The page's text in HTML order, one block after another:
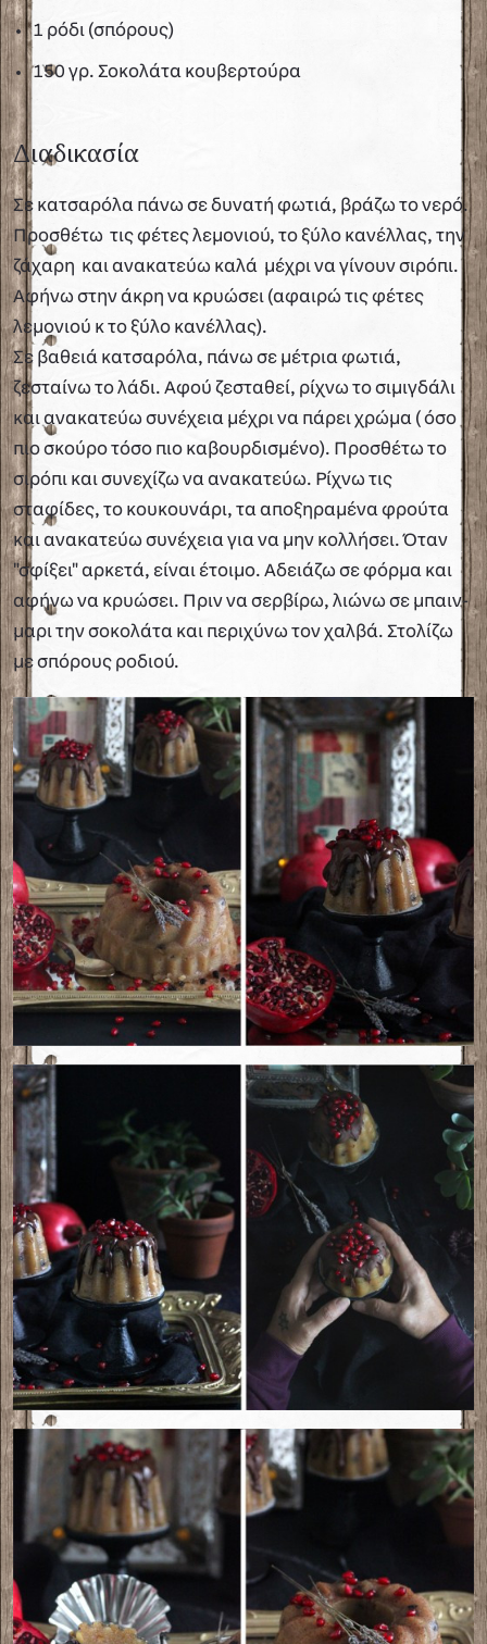
1 ρόδι (σπόρους)
150 γρ. Σοκολάτα κουβερτούρα
Διαδικασία
Σε κατσαρόλα πάνω σε δυνατή φωτιά, βράζω το νερό.
Προσθέτω τις φέτες λεμονιού, το ξύλο κανέλλας, την
ζάχαρη και ανακατεύω καλά μέχρι να γίνουν σιρόπι.
Αφήνω στην άκρη να κρυώσει (αφαιρώ τις φέτες
λεμονιού κ το ξύλο κανέλλας).
Σε βαθειά κατσαρόλα, πάνω σε μέτρια φωτιά,
ζεσταίνω το λάδι. Αφού ζεσταθεί, ρίχνω το σιμιγδάλι
και ανακατεύω συνέχεια μέχρι να πάρει χρώμα ( όσο
πιο σκούρο τόσο πιο καβουρδισμένο). Προσθέτω το
σιρόπι και συνεχίζω να ανακατεύω. Ρίχνω τις
σταφίδες, το κουκουνάρι, τα αποξηραμένα φρούτα
και ανακατεύω συνέχεια για να μην κολλήσει. Όταν
"σφίξει" αρκετά, είναι έτοιμο. Αδειάζω σε φόρμα και
αφήνω να κρυώσει. Πριν να σερβίρω, λιώνω σε μπαιν-
μαρι την σοκολάτα και περιχύνω τον χαλβά. Στολίζω
με σπόρους ροδιού.